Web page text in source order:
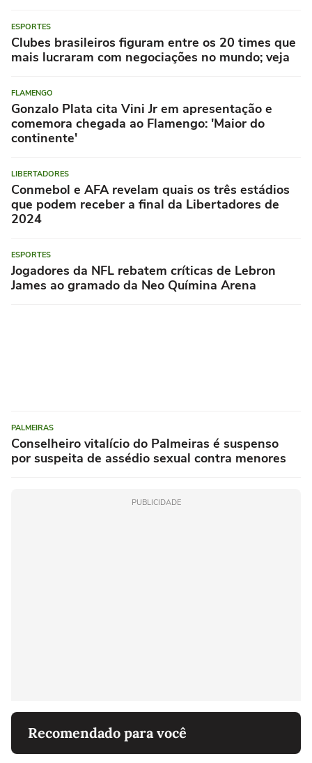
ESPORTES
Clubes brasileiros figuram entre os 20 times que
mais lucraram com negociações no mundo; veja
FLAMENGO
Gonzalo Plata cita Vini Jr em apresentação e
comemora chegada ao Flamengo: 'Maior do
continente'
LIBERTADORES
Conmebol e AFA revelam quais os três estádios
que podem receber a final da Libertadores de
2024
ESPORTES
Jogadores da NFL rebatem críticas de Lebron
James ao gramado da Neo Químina Arena
PALMEIRAS
Conselheiro vitalício do Palmeiras é suspenso
por suspeita de assédio sexual contra menores
PUBLICIDADE
Recomendado para você